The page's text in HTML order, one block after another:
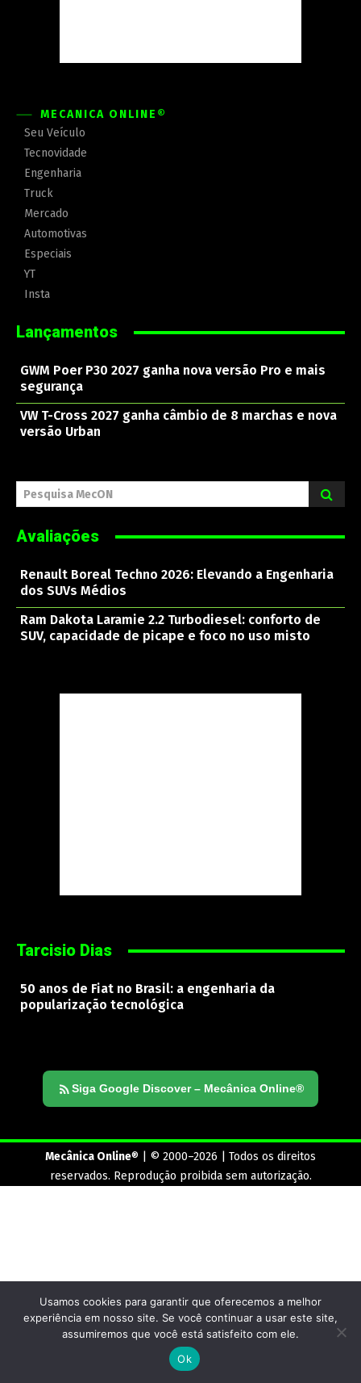
MECÂNICA ONLINE®
Seu Veículo
Tecnovidade
Engenharia
Truck
Mercado
Automotivas
Especiais
YT
Insta
Lançamentos
GWM Poer P30 2027 ganha nova versão Pro e mais
segurança
VW T-Cross 2027 ganha câmbio de 8 marchas e nova
versão Urban
Pesquisa MecON
Avaliações
Renault Boreal Techno 2026: Elevando a Engenharia
dos SUVs Médios
Ram Dakota Laramie 2.2 Turbodiesel: conforto de
SUV, capacidade de picape e foco no uso misto
Tarcisio Dias
50 anos de Fiat no Brasil: a engenharia da
popularização tecnológica
Siga Google Discover – Mecânica Online®
Mecânica Online® | © 2000–2026 | Todos os direitos
reservados. Reprodução proibida sem autorização.
Usamos cookies para garantir que oferecemos a melhor
experiência em nosso site. Se você continuar a usar este site,
assumiremos que você está satisfeito com ele.
Ok